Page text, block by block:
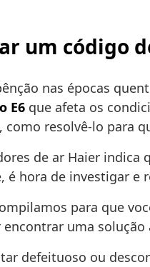
um código
nas épocas
E6 que afeta os
resolvê-lo para
de ar Haier indica
é hora de investigar
para que
uma
defeituoso ou